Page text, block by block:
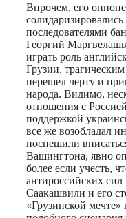
Впрочем, его
последователями
Георгий
играть роль
Грузии,
перешел черту и
народа. Видимо,
отношения с
поддержкой
все же возобладал
поспешили
Вашингтона, явно
более если учесть,
антироссийских
Саакашвили и его
«Грузинской